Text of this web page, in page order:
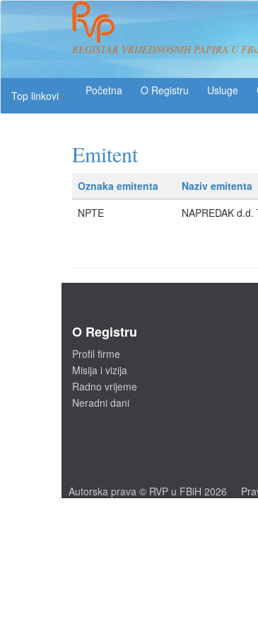
REGISTAR VRIJEDNOSNIH PAPIRA U
Top linkovi
O Registru Usluge
Emitent
Oznaka emitenta Naziv emitenta
NPTE
NAPREDAK d.d.
O Registru
Profil firme
Misija i vizija
Radno vrijeme
Neradni dani
Autorska prava © RVP u FBiH 2026